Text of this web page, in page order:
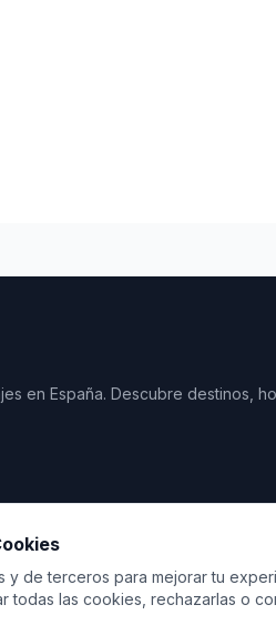
en España. Descubre destinos,
y de terceros para mejorar tu
todas las cookies, rechazarlas o